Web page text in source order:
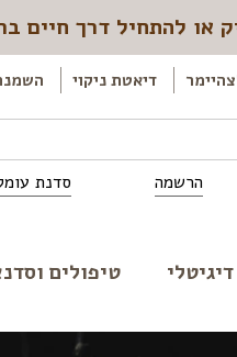
או להתחיל דרך חיים
דיאטת ניקוי
הרשמה סדנת
טיפולים